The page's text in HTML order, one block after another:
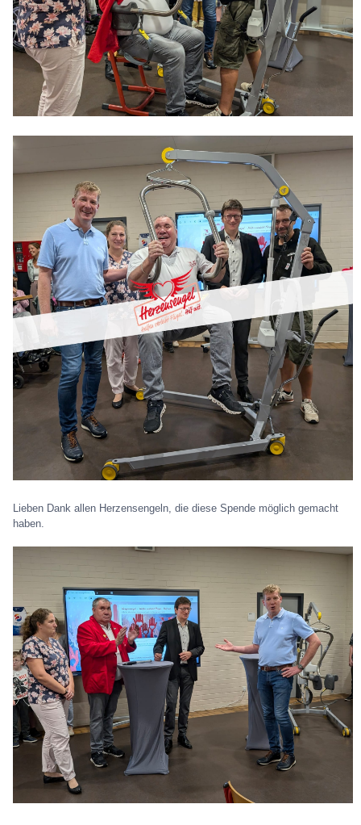
Lieben Dank allen Herzensengeln, die diese Spende möglich gemacht
haben.